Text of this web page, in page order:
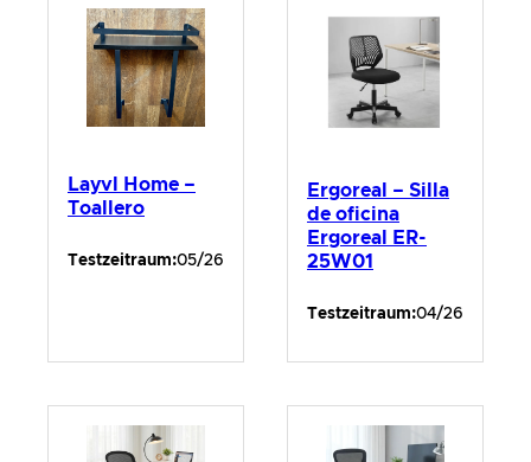
Layvl Home –
Toallero
Testzeitraum:05/26
Ergoreal – Silla
de oficina
Ergoreal ER-
25W01
Testzeitraum:04/26